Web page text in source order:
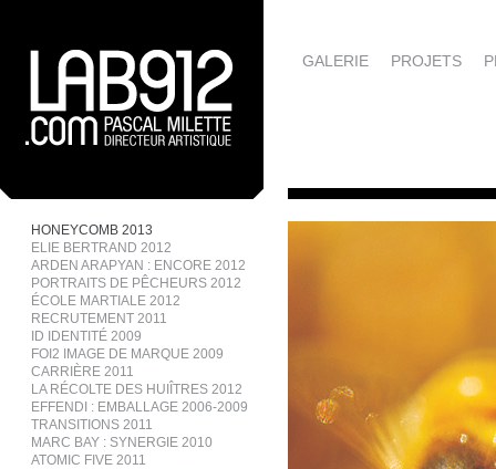
HONEYCOMB 2013
ELIE BERTRAND 2012
ARDEN ARAPYAN : ENCORE 2012
PORTRAITS DE PÊCHEURS 2012
ÉCOLE MARTIALE 2012
RECRUTEMENT 2011
ID IDENTITÉ 2009
FOI2 IMAGE DE MARQUE 2009
CARRIÈRE 2011
LA RÉCOLTE DES HUIÎTRES 2012
EFFENDI : EMBALLAGE 2006-2009
TRANSITIONS 2011
MARC BAY : SYNERGIE 2010
ATOMIC FIVE 2011
GALERIE PROJETS